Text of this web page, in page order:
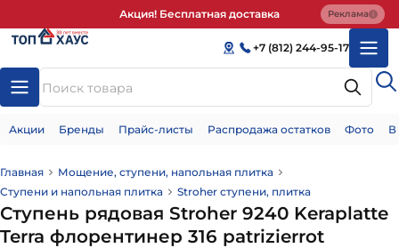
Акция! Бесплатная доставка Реклама
+7 (812) 244-95-17
Акции Бренды Прайс-листы Распродажа остатков Фото
Главная
Мощение, ступени, напольная плитка
Ступени и напольная плитка
Stroher ступени, плитка
Ступень рядовая Stroher 9240 Keraplatte
Terra флорентинер 316 patrizierrot